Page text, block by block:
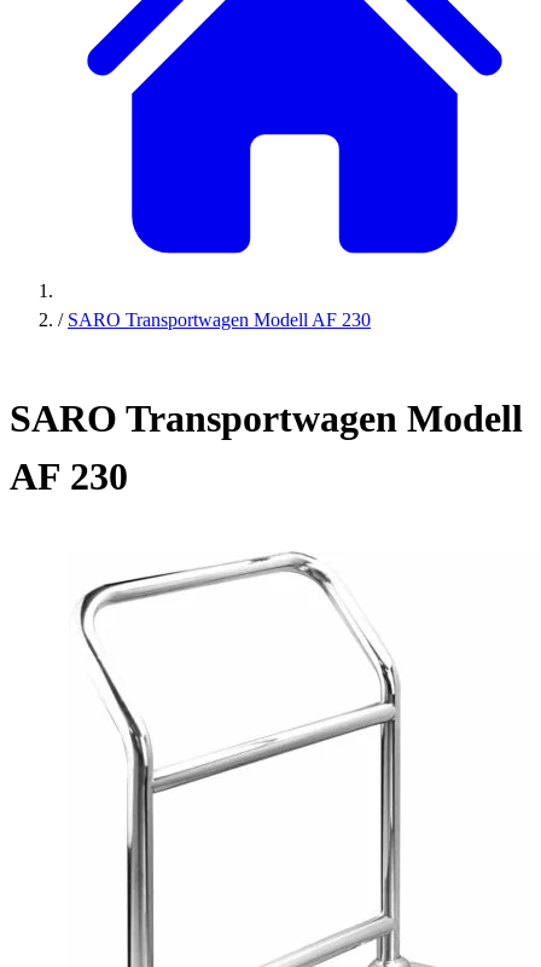
/ SARO Transportwagen Modell AF 230
SARO Transportwagen Modell
AF 230